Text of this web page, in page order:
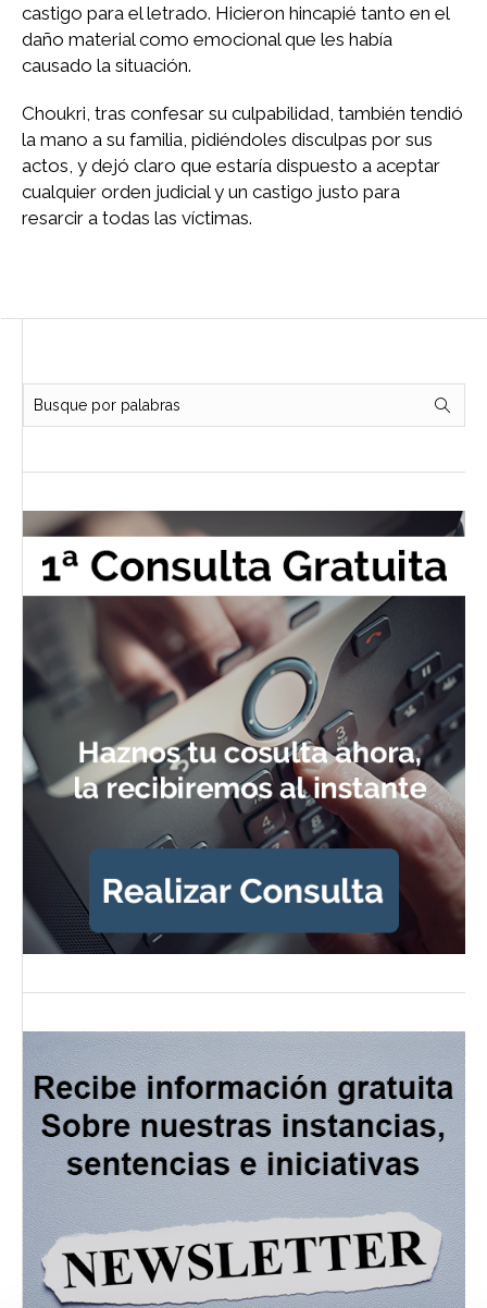
castigo para el letrado. Hicieron hincapié tanto en el
daño material como emocional que les había
causado la situación.
Choukri, tras confesar su culpabilidad, también tendió
la mano a su familia, pidiéndoles disculpas por sus
actos, y dejó claro que estaría dispuesto a aceptar
cualquier orden judicial y un castigo justo para
resarcir a todas las víctimas.